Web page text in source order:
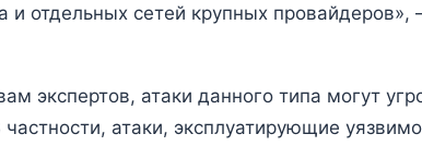
и отдельных сетей крупных
экспертов, атаки данного типа могут
атаки, эксплуатирующие